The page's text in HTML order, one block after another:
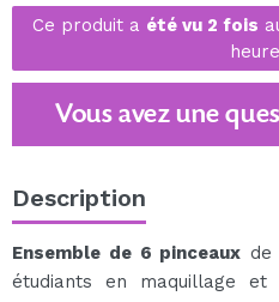
Ce produit a été vu 2 fois
Vous avez une
Description
Ensemble de 6 pinceaux de
étudiants en maquillage et